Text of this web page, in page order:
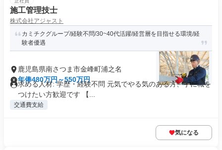
施工管理技士
株式会社アジャスト
カミチクグループ/経験不問/30~40代活躍/経営層を目指せる環境/経
験者優遇
鹿児島県南さつま市金峰町浦之名
年俸480万円～550万円
求める人材: 学歴・経験不問 元気でやる気のある方、手に職を
つけたい方歓迎です 【...
交通費支給
気になる